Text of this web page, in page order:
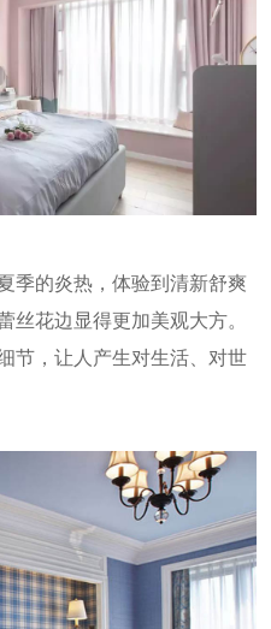
季的炎热，体验到清新舒爽
丝花边显得更加美观大方。
节，让人产生对生活、对世